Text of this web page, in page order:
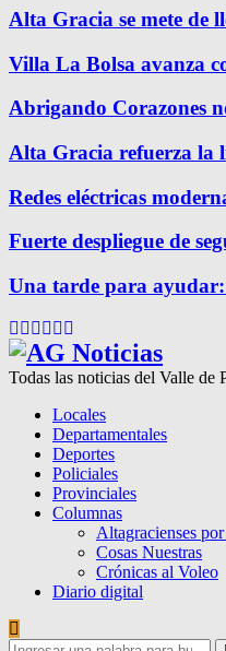
Alta Gracia se mete de
Villa La Bolsa avanza
Abrigando Corazones
Alta Gracia refuerza la
Redes eléctricas
Fuerte despliegue de
Una tarde para
Facebook
Twitter
Instagram
Pinterest
Google
Todas las noticias del Valle de
Locales
Departamentales
Deportes
Policiales
Provinciales
Columnas
Altagracienses
Cosas Nuestras
Crónicas al Voleo
Diario digital
Search